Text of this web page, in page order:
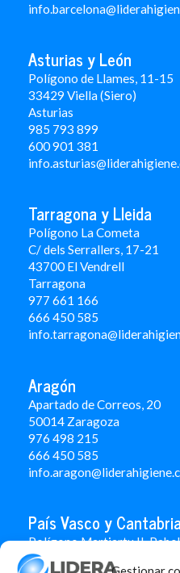
Asturias y León
Polígono de Llames, 11-15
33429 Viella (Siero)
Asturias
985 793 899
600 901 381
Tarragona y Lleida
Polígono La Cometa
C/ dels Serrallers, 17-21
43700 El Vendrell
Tarragona
977 661 166
666 450 585
Aragón
Apartado de Correos, 20
50014 Zaragoza
976 498 215
666 450 585
País Vasco y
Polígono Martiartu II.
48480 Arrigorriaga